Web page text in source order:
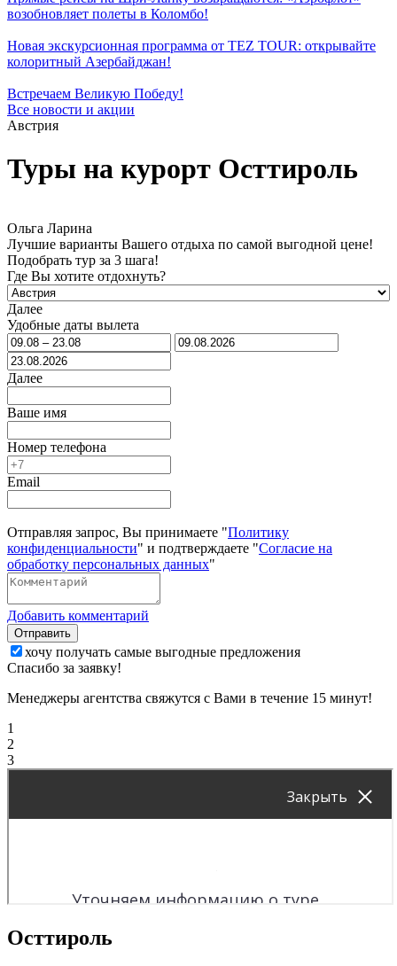
возобновляет полеты в Коломбо!
Новая экскурсионная программа от TEZ TOUR: открывайте
колоритный Азербайджан!
Встречаем Великую Победу!
Все новости и акции
Австрия
Туры на курорт Осттироль
Ольга Ларина
Лучшие варианты Вашего отдыха по самой выгодной цене!
Подобрать тур за 3 шага!
Где Вы хотите отдохнуть?
Далее
Удобные даты вылета
Далее
Ваше имя
Номер телефона
Email
Отправляя запрос, Вы принимаете "Политику
конфиденциальности" и подтверждаете "Согласие на
обработку персональных данных"
Добавить комментарий
Отправить
хочу получать самые выгодные предложения
Спасибо за заявку!
Менеджеры агентства свяжутся с Вами в течение 15 минут!
1
2
3
Осттироль